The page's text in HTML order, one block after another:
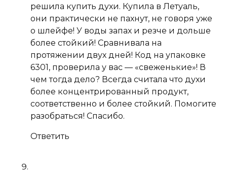
решила купить духи. Купила в Летуаль,
они практически не пахнут, не говоря уже
о шлейфе! У воды запах и резче и дольше
более стойкий! Сравнивала на
протяжении двух дней! Код на упаковке
6301, проверила у вас — «свеженькие»! В
чем тогда дело? Всегда считала что духи
более концентрированный продукт,
соответственно и более стойкий. Помогите
разобраться! Спасибо.
Ответить